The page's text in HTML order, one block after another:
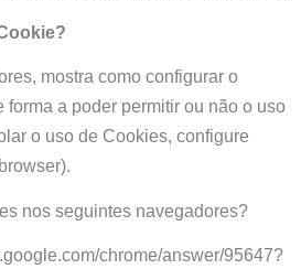
mostra como configurar o
forma a poder permitir ou não o uso
o uso de Cookies, configure
nos seguintes navegadores?
chrome/answer/95647?